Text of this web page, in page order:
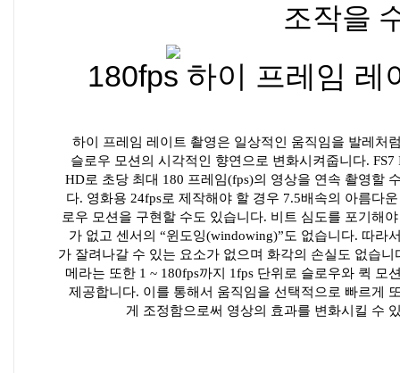
조작을
180fps 하이 프레임 레
하이 프레임 레이트 촬영은 일상적인 움직임을 발레처
슬로우 모션의 시각적인 향연으로 변화시켜줍니다. FS7
HD로 초당 최대 180 프레임(fps)의 영상을 연속 촬영할
다. 영화용 24fps로 제작해야 할 경우 7.5배속의 아름다
로우 모션을 구현할 수도 있습니다. 비트 심도를 포기해
가 없고 센서의 “윈도잉(windowing)”도 없습니다. 따라
가 잘려나갈 수 있는 요소가 없으며 화각의 손실도 없습니
메라는 또한 1 ~ 180fps까지 1fps 단위로 슬로우와 퀵 모
제공합니다. 이를 통해서 움직임을 선택적으로 빠르게
게 조정함으로써 영상의 효과를 변화시킬 수